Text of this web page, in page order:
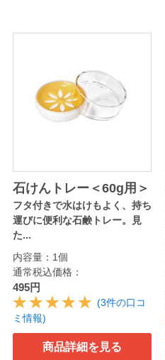
石けんトレー＜60g用＞
フタ付きで水はけもよく、持ち
運びに便利な石鹸トレー。見
た...
内容量：1個
通常税込価格：
495円
(3件の口コ
ミ情報)
商品詳細を見る